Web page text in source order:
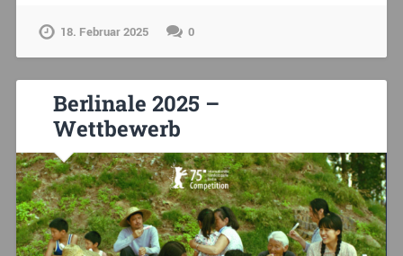
18. Februar 2025 0
Berlinale 2025 –
Wettbewerb